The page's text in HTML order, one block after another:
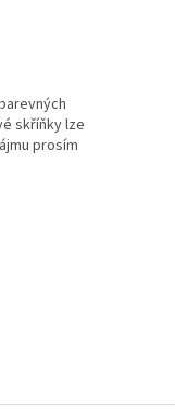
skříňky lze
prosím